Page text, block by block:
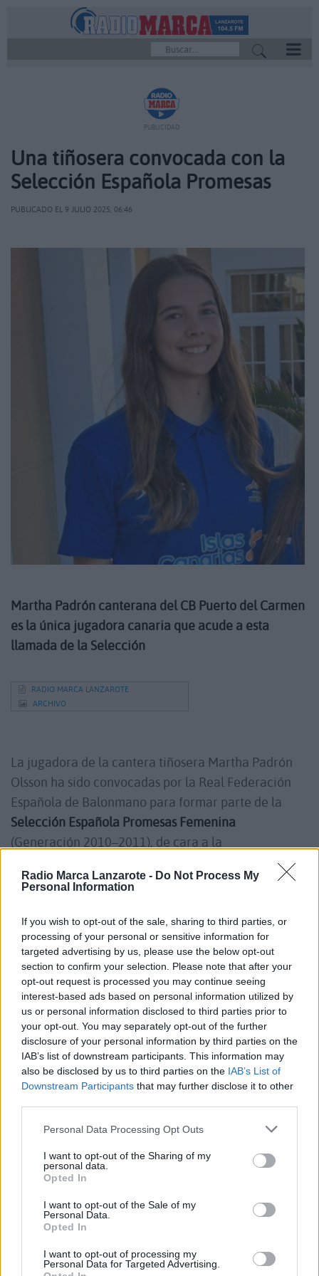
Radio Marca Lanzarote - Do Not Process My
Personal Information
If you wish to opt-out of the sale, sharing to third parties, or
processing of your personal or sensitive information for
targeted advertising by us, please use the below opt-out
section to confirm your selection. Please note that after your
opt-out request is processed you may continue seeing
interest-based ads based on personal information utilized by
us or personal information disclosed to third parties prior to
your opt-out. You may separately opt-out of the further
disclosure of your personal information by third parties on the
IAB’s list of downstream participants. This information may
also be disclosed by us to third parties on the IAB’s List of
Downstream Participants that may further disclose it to other
Personal Data Processing Opt Outs
I want to opt-out of the Sharing of my
personal data.
Opted In
I want to opt-out of the Sale of my
Personal Data.
Opted In
I want to opt-out of processing my
Personal Data for Targeted Advertising.
PUBLICIDAD
Una tiñosera convocada con la
Selección Española Promesas
PUBLICADO EL 9 JULIO 2025, 06:46
Martha Padrón canterana del CB Puerto del Carmen
es la única jugadora canaria que acude a esta
llamada de la Selección
RADIO MARCA LANZAROTE
ARCHIVO
La jugadora de la cantera tiñosera Martha Padrón
Olsson ha sido convocadas por la Real Federación
Española de Balonmano para formar parte de la
Selección Española Promesas Femenina
(Generación 2010–2011), de cara a la
concentración y un doble partido amistoso con la
selección nacional de Francia que se desarrollará
El equipo se concentrará en Madrid desde el jueves
17 de julio, donde realizará sesiones de
entrenamiento de mañana y tarde en el Pabellón
Municipal de Leganés «Manolo Cadenas». El
domingo 20 de julio, tras finalizar la preparación en
pista, el equipo se desplazará hasta París, donde
disputará dos partidos. Eldoble enfrentamientocon
la selección gala tendrá lugar en “Themaison du
handball” los días 21 y 22 de julio a las 18:00 horas.
La canterana del CB Lanzarote Puerto del Carmen
es la única jugadora canaria que acude a esta
Femenina que tiene a Miguel Echevarría como
seleccionador y al conejero
uno de los dos Team Manager del equipo nacional
español.